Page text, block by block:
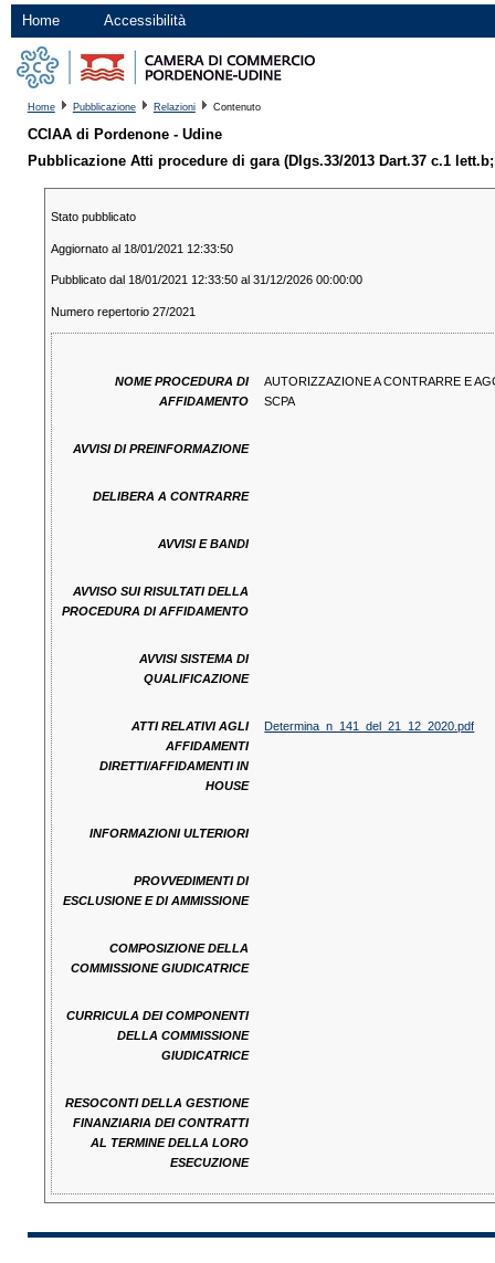
Home Accessibilità
Home Pubblicazione Relazioni Contenuto
CCIAA di Pordenone - Udine
Pubblicazione Atti procedure di gara (Dlgs.33/2013 Dart.37 c.1
Stato pubblicato
Aggiornato al 18/01/2021 12:33:50
Pubblicato dal 18/01/2021 12:33:50 al 31/12/2026 00:00:00
Numero repertorio 27/2021
NOME PROCEDURA DI
AFFIDAMENTO
AUTORIZZAZIONE A CONTRARRE E
SCPA
AVVISI DI PREINFORMAZIONE
DELIBERA A CONTRARRE
AVVISI E BANDI
AVVISO SUI RISULTATI DELLA
PROCEDURA DI AFFIDAMENTO
AVVISI SISTEMA DI
QUALIFICAZIONE
ATTI RELATIVI AGLI
AFFIDAMENTI
DIRETTI/AFFIDAMENTI IN
HOUSE
Determina_n_141_del_21_12_2020.pdf
INFORMAZIONI ULTERIORI
PROVVEDIMENTI DI
ESCLUSIONE E DI AMMISSIONE
COMPOSIZIONE DELLA
COMMISSIONE GIUDICATRICE
CURRICULA DEI COMPONENTI
DELLA COMMISSIONE
GIUDICATRICE
RESOCONTI DELLA GESTIONE
FINANZIARIA DEI CONTRATTI
AL TERMINE DELLA LORO
ESECUZIONE